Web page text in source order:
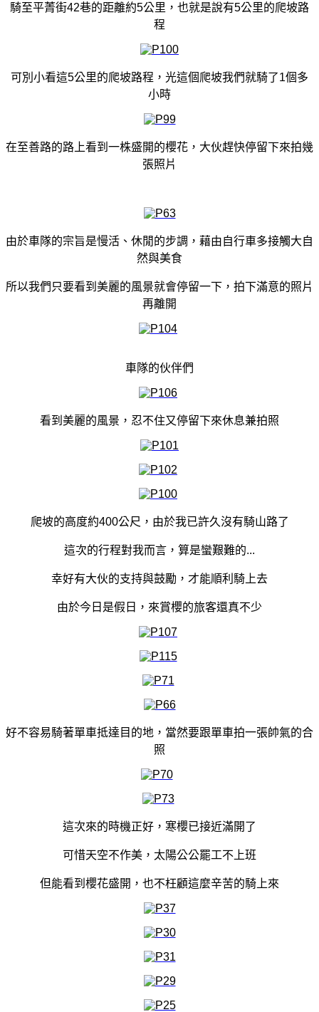
騎至平菁街42巷的距離約5公里，也就是說有5公里的爬坡路
程
可別小看這5公里的爬坡路程，光這個爬坡我們就騎了1個多
小時
在至善路的路上看到一株盛開的櫻花，大伙趕快停留下來拍幾
張照片
由於車隊的宗旨是慢活、休閒的步調，藉由自行車多接觸大自
然與美食
所以我們只要看到美麗的風景就會停留一下，拍下滿意的照片
再離開
車隊的伙伴們
看到美麗的風景，忍不住又停留下來休息兼拍照
爬坡的高度約400公尺，由於我已許久沒有騎山路了
這次的行程對我而言，算是蠻艱難的...
幸好有大伙的支持與鼓勵，才能順利騎上去
由於今日是假日，來賞櫻的旅客還真不少
好不容易騎著單車抵達目的地，當然要跟單車拍一張帥氣的合
照
這次來的時機正好，寒櫻已接近滿開了
可惜天空不作美，太陽公公罷工不上班
但能看到櫻花盛開，也不枉顧這麼辛苦的騎上來